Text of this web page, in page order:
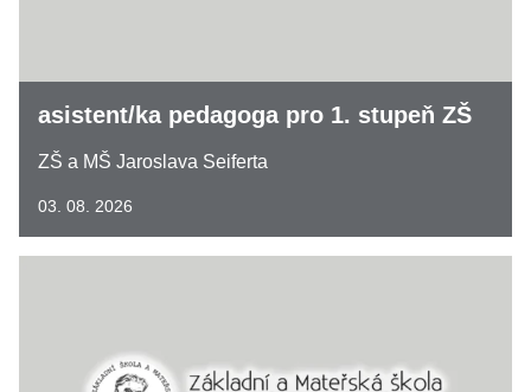
asistent/ka pedagoga pro 1. stupeň ZŠ
ZŠ a MŠ Jaroslava Seiferta
03. 08. 2026